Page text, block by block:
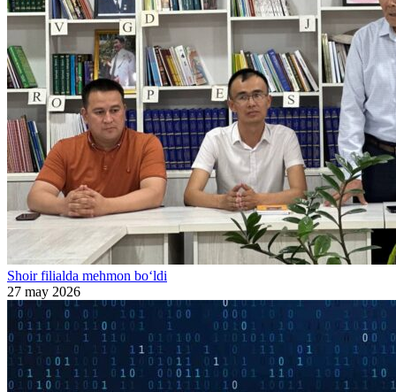
Shoir filialda mehmon bo‘ldi
27 may 2026